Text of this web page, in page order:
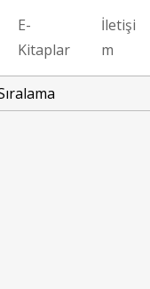
E-
Kitaplar
İletişi
m